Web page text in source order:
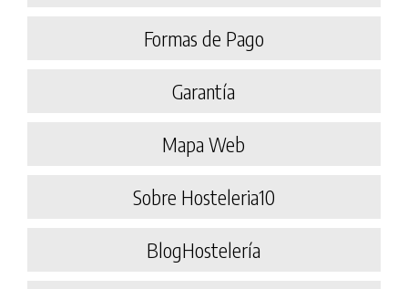
Formas de Pago
Garantía
Mapa Web
Sobre Hosteleria10
BlogHostelería